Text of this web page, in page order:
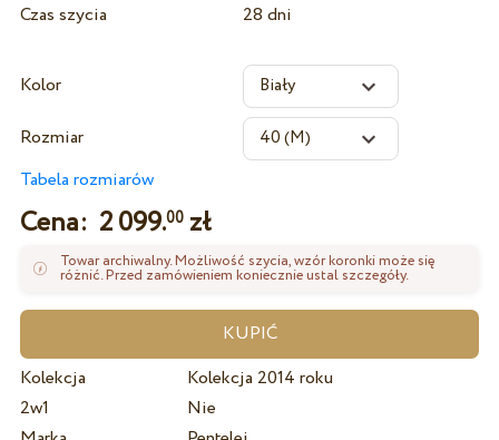
Czas szycia
28 dni
Kolor
Rozmiar
Tabela rozmiarów
Cena: 2 099.00zł
Towar archiwalny. Możliwość szycia, wzór koronki może się
różnić. Przed zamówieniem koniecznie ustal szczegóły.
Kolekcja
Kolekcja 2014 roku
2w1
Nie